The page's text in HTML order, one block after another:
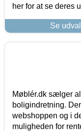
her for at se deres
Se
Møblér.dk sælger
boligindretning.
webshoppen og i
muligheden for